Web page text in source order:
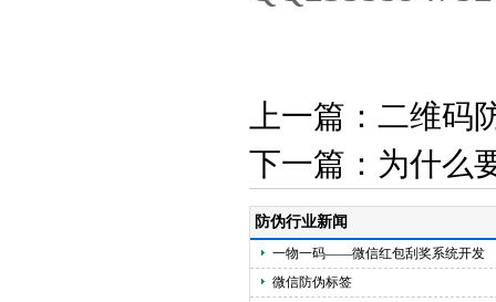
上一篇： 二维码
下一篇： 为什么
防伪行业新闻
一物一码——微信红包刮奖系统开发
微信防伪标签